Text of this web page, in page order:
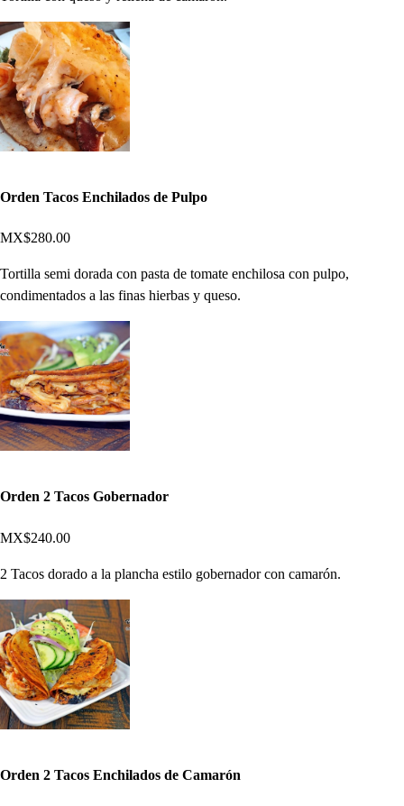
Orden Tacos Enchilados de Pulpo
MX$280.00
Tortilla semi dorada con pasta de tomate enchilosa con pulpo,
condimentados a las finas hierbas y queso.
Orden 2 Tacos Gobernador
MX$240.00
2 Tacos dorado a la plancha estilo gobernador con camarón.
Orden 2 Tacos Enchilados de Camarón